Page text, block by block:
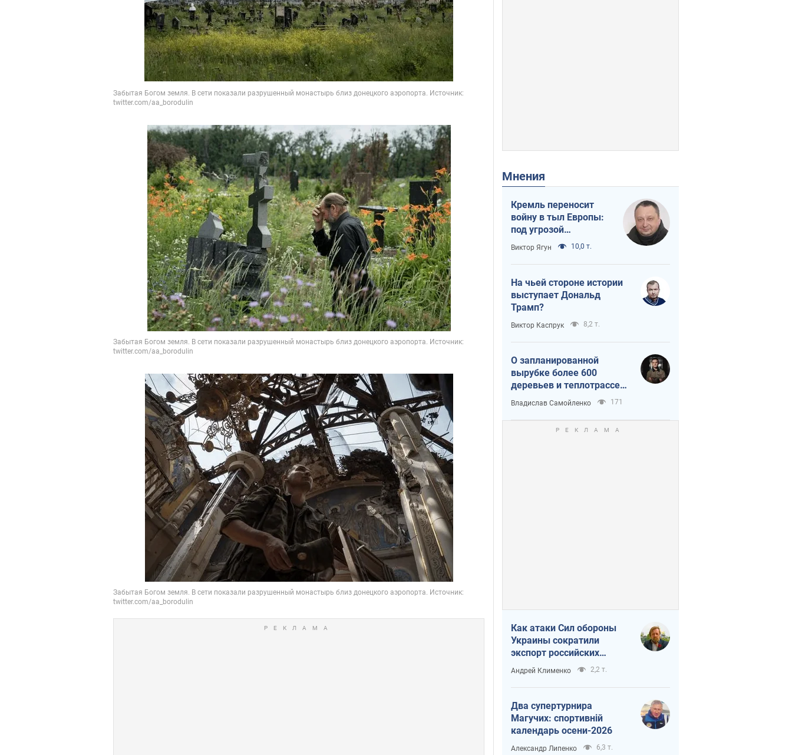
Мнения
Кремль переносит
войну в тыл Европы:
под угрозой
критическая
логистика
Виктор Ягун 10,0 т.
На чьей стороне истории
выступает Дональд
Трамп?
Виктор Каспрук 8,2 т.
О запланированной
вырубке более 600
деревьев и теплотрассе:
что происходит на
Теремках в Киеве
Владислав Самойленко 171
Как атаки Сил обороны
Украины сократили
экспорт российских
нефтепродуктов
Андрей Клименко 2,2 т.
Два супертурнира
Магучих: спортивній
календарь осени-2026
Александр Липенко 6,3 т.